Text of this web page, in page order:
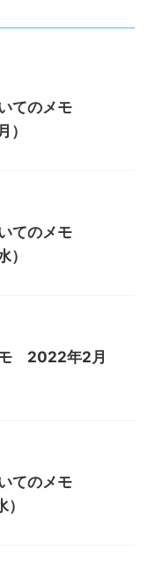
てのメモ
てのメモ
2022年2月
てのメモ